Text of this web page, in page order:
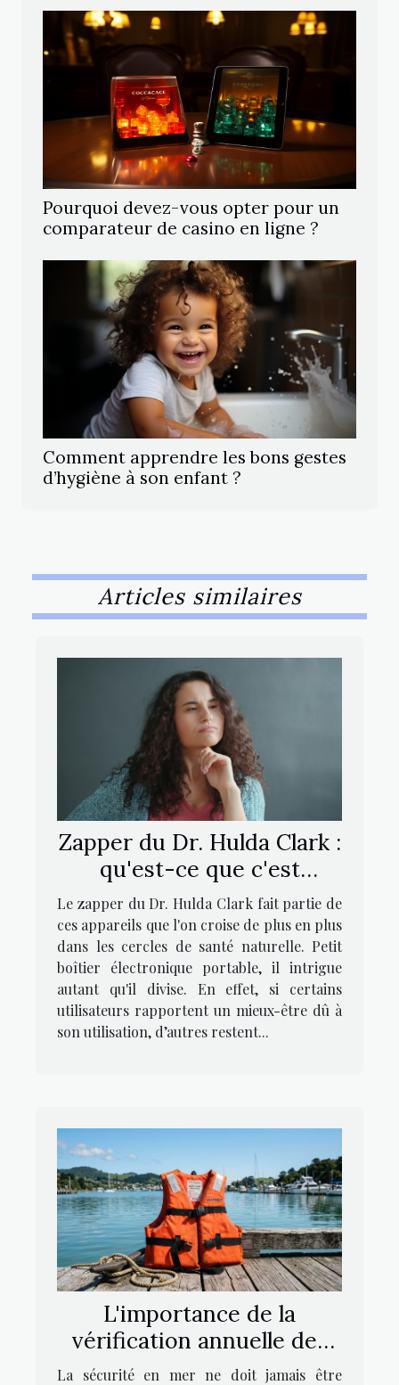
Pourquoi devez-vous opter pour un
comparateur de casino en ligne ?
Comment apprendre les bons gestes
d’hygiène à son enfant ?
Articles similaires
Zapper du Dr. Hulda Clark :
qu'est-ce que c'est
exactement ?
Le zapper du Dr. Hulda Clark fait partie de
ces appareils que l'on croise de plus en plus
dans les cercles de santé naturelle. Petit
boîtier électronique portable, il intrigue
autant qu'il divise. En effet, si certains
utilisateurs rapportent un mieux-être dû à
son utilisation, d’autres restent...
L'importance de la
vérification annuelle des
gilets de sauvetage
La sécurité en mer ne doit jamais être